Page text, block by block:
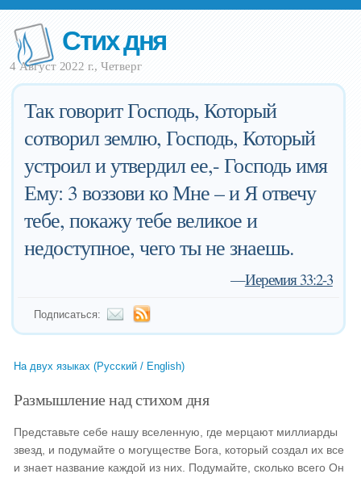
Стих дня
4 Август 2022 г., Четверг
Так говорит Господь, Который
сотворил землю, Господь, Который
устроил и утвердил ее,- Господь имя
Ему: 3 воззови ко Мне – и Я отвечу
тебе, покажу тебе великое и
недоступное, чего ты не знаешь.
—Иеремия 33:2-3
Подписаться:
На двух языках (Русский / English)
Размышление над стихом дня
Представьте себе нашу вселенную, где мерцают миллиарды
звезд, и подумайте о могуществе Бога, который создал их все
и знает название каждой из них. Подумайте, сколько всего Он